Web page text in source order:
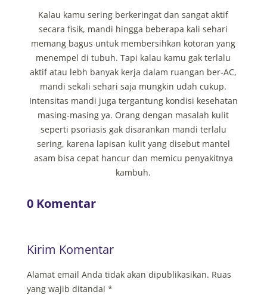
Kalau kamu sering berkeringat dan sangat aktif
secara fisik, mandi hingga beberapa kali sehari
memang bagus untuk membersihkan kotoran yang
menempel di tubuh. Tapi kalau kamu gak terlalu
aktif atau lebh banyak kerja dalam ruangan ber-AC,
mandi sekali sehari saja mungkin udah cukup.
Intensitas mandi juga tergantung kondisi kesehatan
masing-masing ya. Orang dengan masalah kulit
seperti psoriasis gak disarankan mandi terlalu
sering, karena lapisan kulit yang disebut mantel
asam bisa cepat hancur dan memicu penyakitnya
kambuh.
0 Komentar
Kirim Komentar
Alamat email Anda tidak akan dipublikasikan. Ruas
yang wajib ditandai *